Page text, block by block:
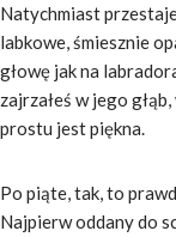
Natychmiast
labkowe, śmiesznie
głowę jak na
zajrzałeś w jego
prostu jest piękna.
Po piąte, tak, to
Najpierw oddany do